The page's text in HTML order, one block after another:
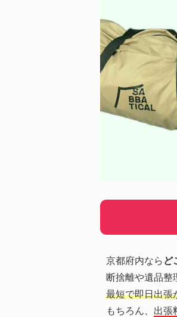
京都府内なら ど
断捨離や遺品整
最短で即日出張
もちろん、 出張